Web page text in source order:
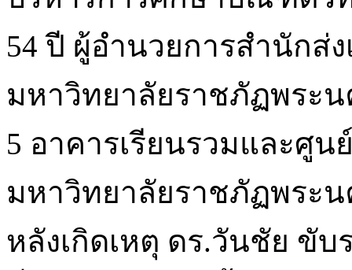
54 ปี ผู้อำนวยการสำนักส่
มหาวิทยาลัยราชภัฏพระน
5 อาคารเรียนรวมและศู
มหาวิทยาลัยราชภัฏพระน
หลังเกิดเหตุ ดร.วันชัย ขั